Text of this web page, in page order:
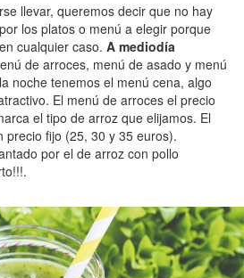
llevar, queremos decir que no hay
los platos o menú a elegir porque
cualquier caso. A mediodía
de arroces, menú de asado y menú
noche tenemos el menú cena, algo
El menú de arroces el precio
el tipo de arroz que elijamos. El
precio fijo (25, 30 y 35 euros).
por el de arroz con pollo